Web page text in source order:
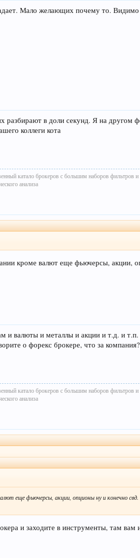
Мало желающих почему то. Видимо
разбирают в доли секунд. Я на другом
коллеги кота
катало брокеров с большим наборов фильтров
анализа
кроме валют еще фьючерсы, акции,
и валюты и металлы и акции и т.д. и
о форекс брокере, что за компания?
катало брокеров с большим наборов фильтров
анализа
еще фьючерсы, акции, опционы ну и конечно свд.
и заходите в инструменты, там